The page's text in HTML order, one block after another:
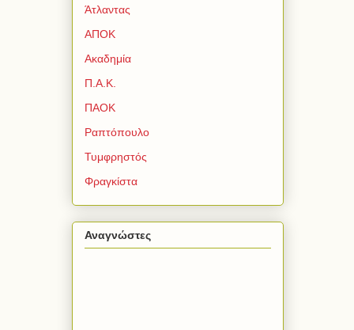
Άτλαντας
ΑΠΟΚ
Ακαδημία
Π.Α.Κ.
ΠΑΟΚ
Ραπτόπουλο
Τυμφρηστός
Φραγκίστα
Αναγνώστες